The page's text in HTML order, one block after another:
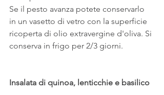
Se il pesto avanza potete conservarlo
in un vasetto di vetro con la superficie
ricoperta di olio extravergine d'oliva. Si
conserva in frigo per 2/3 giorni.
Insalata di quinoa, lenticchie e basilico